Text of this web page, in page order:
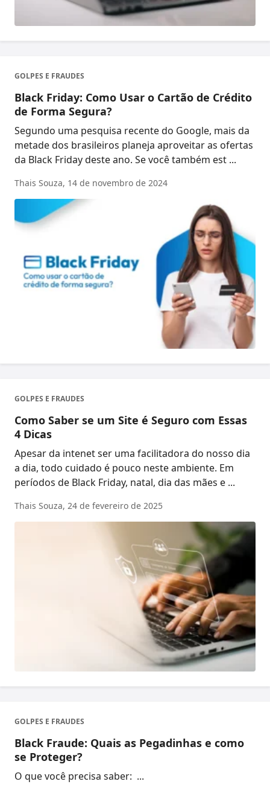
GOLPES E FRAUDES
Black Friday: Como Usar o Cartão de Crédito
de Forma Segura?
Segundo uma pesquisa recente do Google, mais da
metade dos brasileiros planeja aproveitar as ofertas
da Black Friday deste ano. Se você também est ...
Thais Souza, 14 de novembro de 2024
GOLPES E FRAUDES
Como Saber se um Site é Seguro com Essas
4 Dicas
Apesar da intenet ser uma facilitadora do nosso dia
a dia, todo cuidado é pouco neste ambiente. Em
períodos de Black Friday, natal, dia das mães e ...
Thais Souza, 24 de fevereiro de 2025
GOLPES E FRAUDES
Black Fraude: Quais as Pegadinhas e como
se Proteger?
O que você precisa saber: ...